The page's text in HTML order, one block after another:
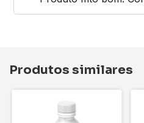
Produtos similares